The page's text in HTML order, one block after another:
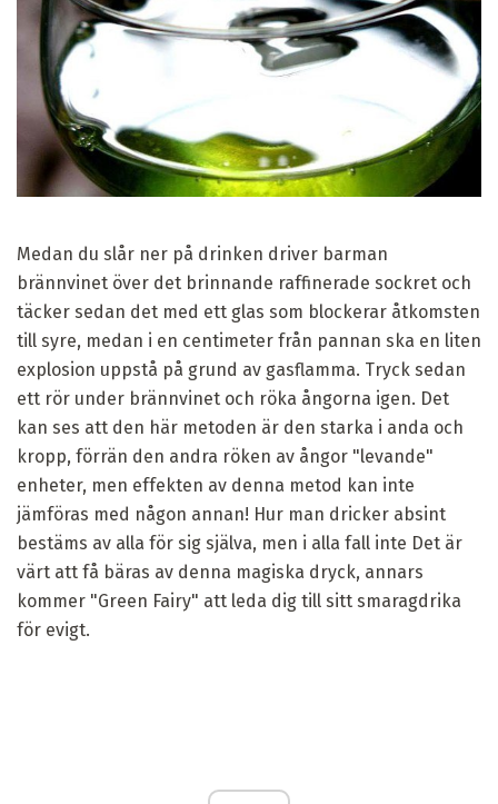
Medan du slår ner på drinken driver barman
brännvinet över det brinnande raffinerade sockret och
täcker sedan det med ett glas som blockerar åtkomsten
till syre, medan i en centimeter från pannan ska en liten
explosion uppstå på grund av gasflamma. Tryck sedan
ett rör under brännvinet och röka ångorna igen. Det
kan ses att den här metoden är den starka i anda och
kropp, förrän den andra röken av ångor "levande"
enheter, men effekten av denna metod kan inte
jämföras med någon annan! Hur man dricker absint
bestäms av alla för sig själva, men i alla fall inte Det är
värt att få bäras av denna magiska dryck, annars
kommer "Green Fairy" att leda dig till sitt smaragdrika
för evigt.